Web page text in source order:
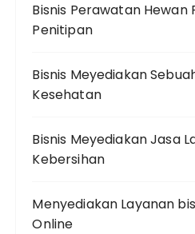
Bisnis Perawatan Hewan
Penitipan
Bisnis Meyediakan
Kesehatan
Bisnis Meyediakan Jasa
Kebersihan
Menyediakan Layanan
Online